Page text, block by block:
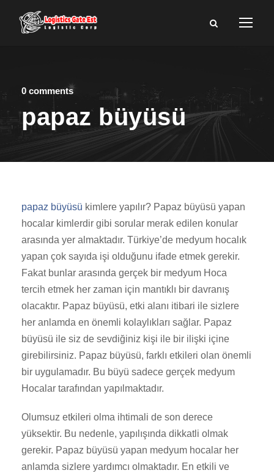
0 comments
papaz büyüsü
papaz büyüsü kimlere yapılır? Papaz büyüsü yapan
hocalar kimlerdir gibi sorular merak edilen konular
arasında yer almaktadır. Türkiye’de medyum hocalık
yapan çok sayıda işi olduğunu ifade etmek gerekir.
Fakat bunlar arasında gerçek bir medyum Hoca
tercih etmek her zaman için mantıklı bir davranış
olacaktır. Papaz büyüsü, etki alanı itibari ile sizlere
her anlamda en önemli kolaylıkları sağlar. Papaz
büyüsü ile siz de sevdiğiniz kişi ile bir ilişki içine
girebilirsiniz. Papaz büyüsü, farklı etkileri olan önemli
bir uygulamadır. Bu büyü sadece gerçek medyum
Hocalar tarafından yapılmaktadır.
Olumsuz etkileri olma ihtimali de son derece
yüksektir. Bu nedenle, yapılışında dikkatli olmak
gerekir. Papaz büyüsü yapan medyum hocalar her
anlamda sizlere yardımcı olmaktadır. En etkili ve